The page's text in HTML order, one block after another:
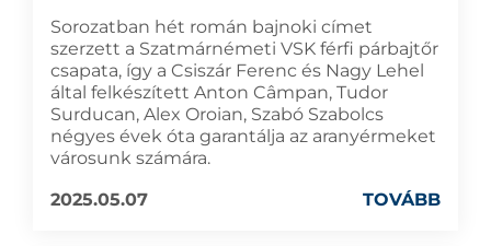
Sorozatban hét román bajnoki címet
szerzett a Szatmárnémeti VSK férfi párbajtőr
csapata, így a Csiszár Ferenc és Nagy Lehel
által felkészített Anton Câmpan, Tudor
Surducan, Alex Oroian, Szabó Szabolcs
négyes évek óta garantálja az aranyérmeket
városunk számára.
2025.05.07
TOVÁBB